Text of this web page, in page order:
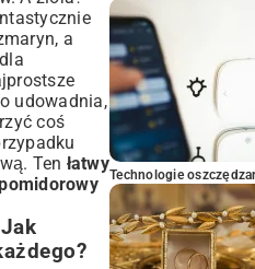
a
udowadnia,
coś
. Ten łatwy
Technologie